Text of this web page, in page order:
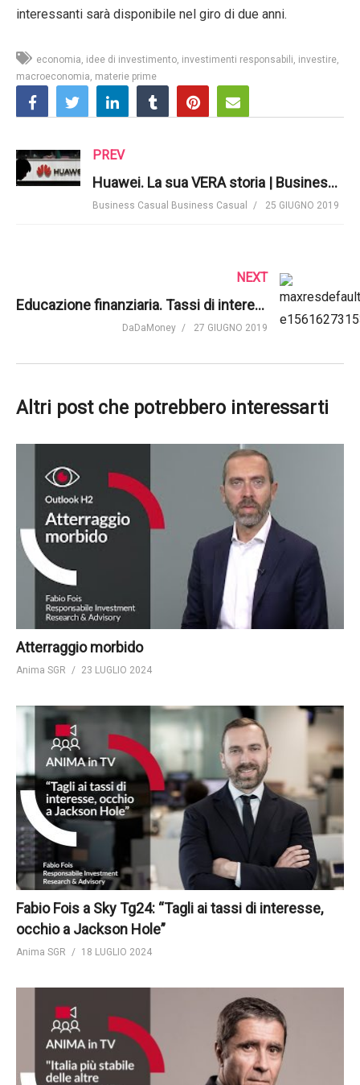
interessanti sarà disponibile nel giro di due anni.
economia idee di investimento investimenti responsabili investire
macroeconomia materie prime
PREV
Huawei. La sua VERA storia | Business Casual
Business Casual Business Casual 25 GIUGNO 2019
NEXT
Educazione finanziaria. Tassi di interesse di mercato | Polimi OpenKnowledge
DaDaMoney 27 GIUGNO 2019
Altri post che potrebbero interessarti
Atterraggio morbido
Anima SGR 23 LUGLIO 2024
Fabio Fois a Sky Tg24: “Tagli ai tassi di interesse,
occhio a Jackson Hole”
Anima SGR 18 LUGLIO 2024